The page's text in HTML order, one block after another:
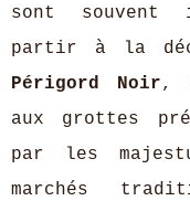
sont souvent
partir à la
Périgord Noir,
aux grottes
par les
marchés